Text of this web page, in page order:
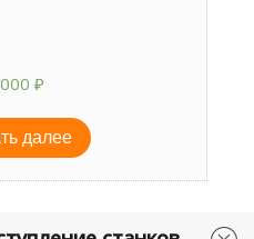
₽
далее